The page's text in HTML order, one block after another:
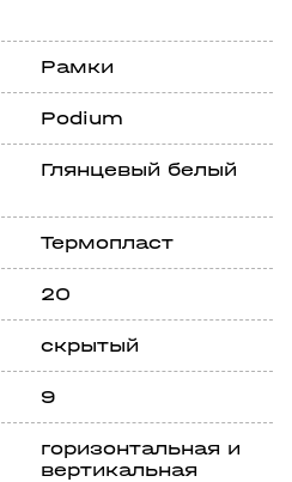
Рамки
Podium
Глянцевый белый
Термопласт
20
скрытый
9
горизонтальная и
вертикальная